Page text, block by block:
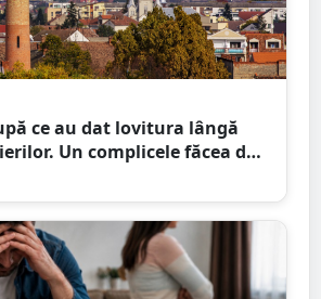
ce au dat lovitura lângă
Un complicele făcea de